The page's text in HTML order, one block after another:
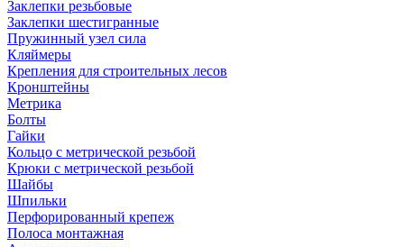
Заклепки резьбовые
Заклепки шестигранные
Пружинный узел сила
Кляймеры
Крепления для строительных лесов
Кронштейны
Метрика
Болты
Гайки
Кольцо с метрической резьбой
Крюки с метрической резьбой
Шайбы
Шпильки
Перфорированный крепеж
Полоса монтажная